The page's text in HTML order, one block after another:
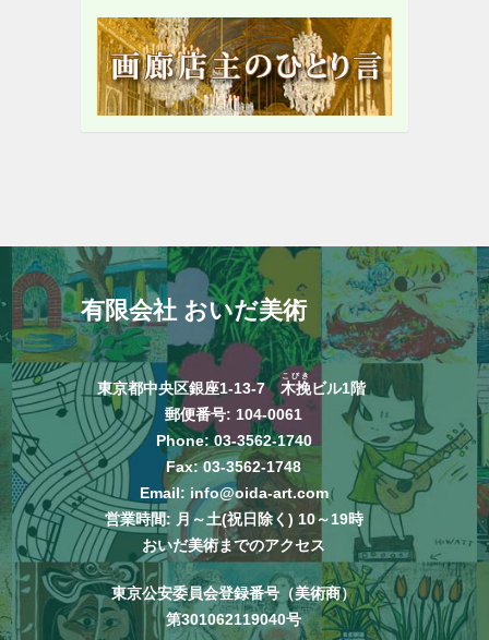
有限会社 おいだ美術
東京都中央区銀座1-13-7木挽
こびき
ビル1階
郵便番号: 104-0061
Phone: 03-3562-1740
Fax: 03-3562-1748
Email: info@oida-art.com
営業時間: 月～土(祝日除く) 10～19時
おいだ美術までのアクセス
東京公安委員会登録番号（美術商）
第301062119040号